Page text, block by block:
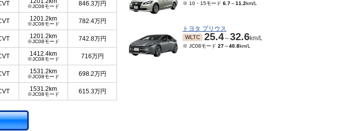
※JC08モード 846.3万円
1201.2km
※JC08モード 782.4万円
1201.2km
※JC08モード 742.8万円
1412.4km
※JC08モード 716万円
1531.2km
※JC08モード 698.2万円
1531.2km
※JC08モード 615.3万円
※ 10・15モード 6.7～11.2km/L
トヨタ プリウス
WLTC 25.4～32.6km/L
※ JC08モード 27～40.8km/L